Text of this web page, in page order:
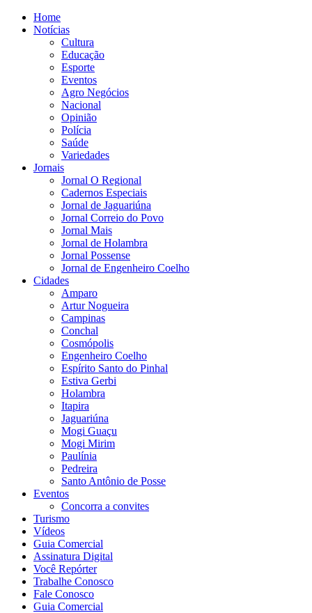
Home
Notícias
Cultura
Educação
Esporte
Eventos
Agro Negócios
Nacional
Opinião
Polícia
Saúde
Variedades
Jornais
Jornal O Regional
Cadernos Especiais
Jornal de Jaguariúna
Jornal Correio do Povo
Jornal Mais
Jornal de Holambra
Jornal Possense
Jornal de Engenheiro Coelho
Cidades
Amparo
Artur Nogueira
Campinas
Conchal
Cosmópolis
Engenheiro Coelho
Espírito Santo do Pinhal
Estiva Gerbi
Holambra
Itapira
Jaguariúna
Mogi Guaçu
Mogi Mirim
Paulínia
Pedreira
Santo Antônio de Posse
Eventos
Concorra a convites
Turismo
Vídeos
Guia Comercial
Assinatura Digital
Você Repórter
Trabalhe Conosco
Fale Conosco
Guia Comercial